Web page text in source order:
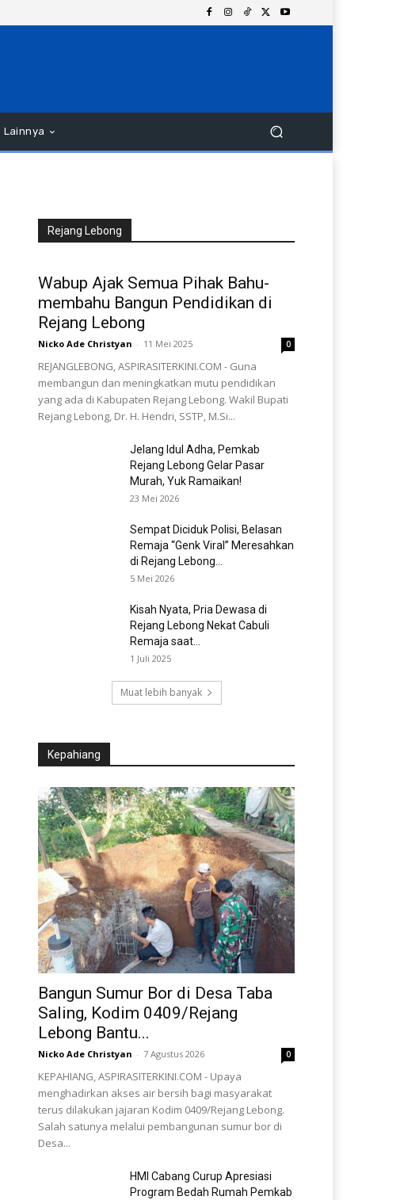
Lainnya
Rejang Lebong
Wabup Ajak Semua Pihak Bahu-
membahu Bangun Pendidikan di
Rejang Lebong
Nicko Ade Christyan - 11 Mei 2025 0
REJANGLEBONG, ASPIRASITERKINI.COM - Guna
membangun dan meningkatkan mutu pendidikan
yang ada di Kabupaten Rejang Lebong. Wakil Bupati
Rejang Lebong, Dr. H. Hendri, SSTP, M.Si...
Jelang Idul Adha, Pemkab
Rejang Lebong Gelar Pasar
Murah, Yuk Ramaikan!
23 Mei 2026
Sempat Diciduk Polisi, Belasan
Remaja “Genk Viral” Meresahkan
di Rejang Lebong...
5 Mei 2026
Kisah Nyata, Pria Dewasa di
Rejang Lebong Nekat Cabuli
Remaja saat...
1 Juli 2025
Muat lebih banyak
Kepahiang
Bangun Sumur Bor di Desa Taba
Saling, Kodim 0409/Rejang
Lebong Bantu...
Nicko Ade Christyan - 7 Agustus 2026 0
KEPAHIANG, ASPIRASITERKINI.COM - Upaya
menghadirkan akses air bersih bagi masyarakat
terus dilakukan jajaran Kodim 0409/Rejang Lebong.
Salah satunya melalui pembangunan sumur bor di
Desa...
HMI Cabang Curup Apresiasi
Program Bedah Rumah Pemkab